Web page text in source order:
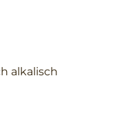
alkalisch